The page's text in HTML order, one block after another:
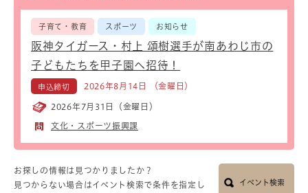
子育て・教育 スポーツ お知らせ
阪神タイガース・村上 頌樹選手が南あわじ市の
子どもたちを甲子園へ招待！
申込締切 2026年8月14日 （金曜日）
2026年7月31日（金曜日）
文化・スポーツ振興課
お探しの情報は見つかりましたか？
見つからない場合はイベント検索で条件を指定し
イベント検索